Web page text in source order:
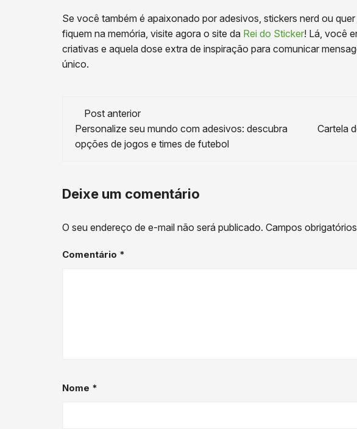
Se você também é apaixonado por adesivos, stickers nerd ou
fiquem na memória, visite agora o site da Rei do Sticker! Lá, você
criativas e aquela dose extra de inspiração para comunicar
único.
Navegação
de
post
Post anterior
Personalize seu mundo com adesivos: descubra
opções de jogos e times de futebol
Cartela
Deixe um comentário
O seu endereço de e-mail não será publicado. Campos
Comentário *
Nome *